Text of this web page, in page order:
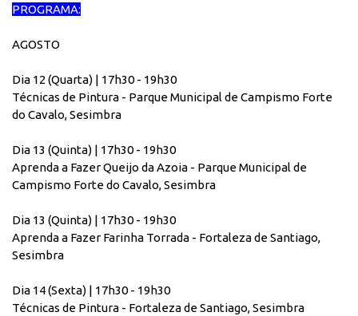
PROGRAMA:
AGOSTO
Dia 12 (Quarta) | 17h30 - 19h30
Técnicas de Pintura - Parque Municipal de Campismo Forte
do Cavalo, Sesimbra
Dia 13 (Quinta) | 17h30 - 19h30
Aprenda a Fazer Queijo da Azoia - Parque Municipal de
Campismo Forte do Cavalo, Sesimbra
Dia 13 (Quinta) | 17h30 - 19h30
Aprenda a Fazer Farinha Torrada - Fortaleza de Santiago,
Sesimbra
Dia 14 (Sexta) | 17h30 - 19h30
Técnicas de Pintura - Fortaleza de Santiago, Sesimbra